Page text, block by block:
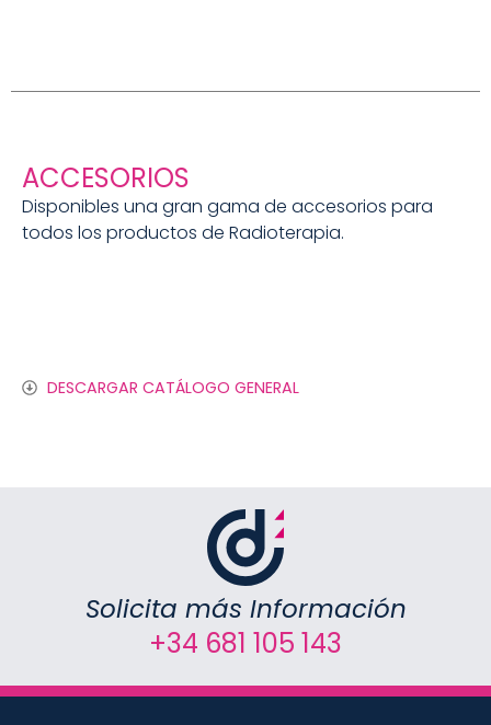
ACCESORIOS
Disponibles una gran gama de accesorios para
todos los productos de Radioterapia.
DESCARGAR CATÁLOGO GENERAL
Solicita más Información
+34 681 105 143